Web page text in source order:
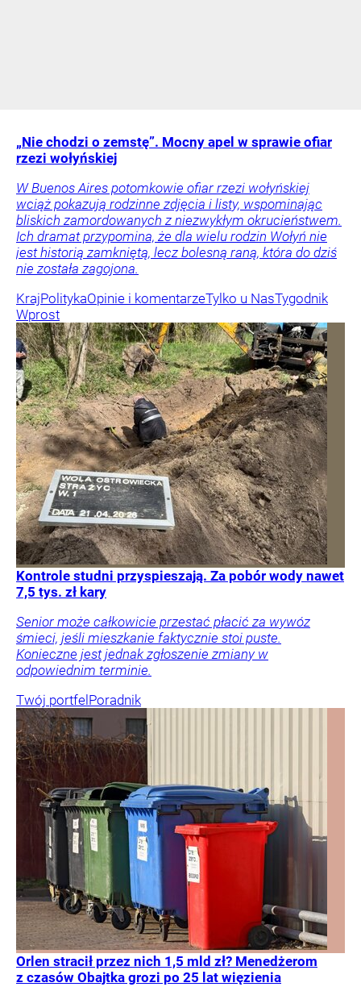
„Nie chodzi o zemstę”. Mocny apel w sprawie ofiar
rzezi wołyńskiej
W Buenos Aires potomkowie ofiar rzezi wołyńskiej
wciąż pokazują rodzinne zdjęcia i listy, wspominając
bliskich zamordowanych z niezwykłym okrucieństwem.
Ich dramat przypomina, że dla wielu rodzin Wołyń nie
jest historią zamkniętą, lecz bolesną raną, która do dziś
nie została zagojona.
KrajPolitykaOpinie i komentarzeTylko u NasTygodnik
Wprost
Kontrole studni przyspieszają. Za pobór wody nawet
7,5 tys. zł kary
Senior może całkowicie przestać płacić za wywóz
śmieci, jeśli mieszkanie faktycznie stoi puste.
Konieczne jest jednak zgłoszenie zmiany w
odpowiednim terminie.
Twój portfel Poradnik
Orlen stracił przez nich 1,5 mld zł? Menedżerom
z czasów Obajtka grozi po 25 lat więzienia